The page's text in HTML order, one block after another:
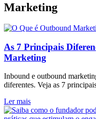
Marketing
As 7 Principais
Marketing
Inbound e outbound
diferentes. Veja as 7
Ler mais